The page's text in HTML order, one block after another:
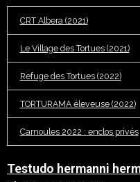
CRT Albera (2021)
Le Village des Tortues (2021)
Refuge des Tortues (2022)
TORTURAMA éleveuse (2022)
Carnoules 2022 : enclos privés
Testudo hermanni